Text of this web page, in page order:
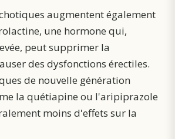
augmentent également
une hormone qui,
peut supprimer la
des dysfonctions érectiles.
de nouvelle génération
la quétiapine ou l'aripiprazole
moins d'effets sur la